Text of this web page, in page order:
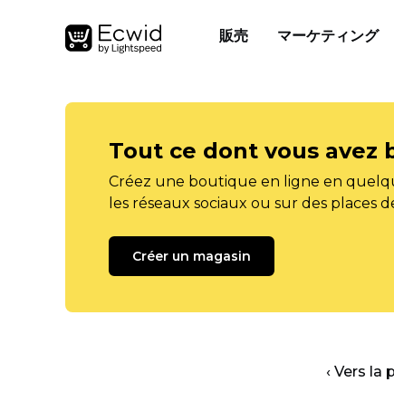
販売 マーケティング
Tout ce dont vous avez
Créez une boutique en ligne en
les réseaux sociaux ou sur des places
Créer un magasin
‹ Vers la